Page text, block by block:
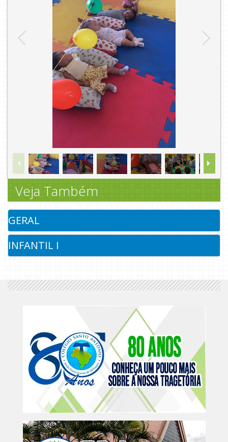
Veja Também
GERAL
INFANTIL I